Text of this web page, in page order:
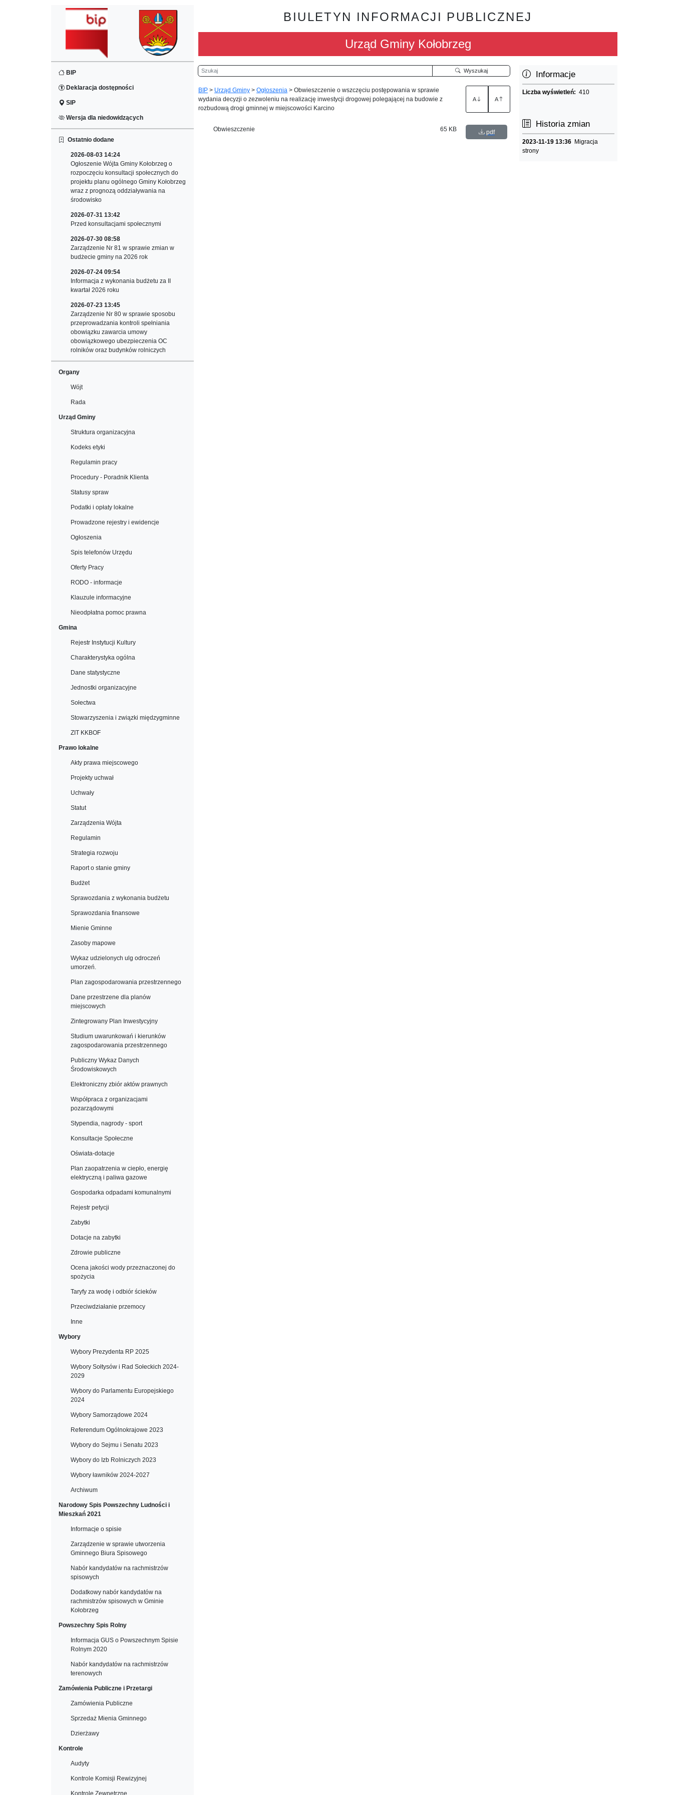
BIP
Deklaracja dostępności
SIP
Wersja dla niedowidzących
Ostatnio dodane
2026-08-03 14:24
Ogłoszenie Wójta Gminy Kołobrzeg o
rozpoczęciu konsultacji społecznych do
projektu planu ogólnego Gminy Kołobrzeg
wraz z prognozą oddziaływania na
środowisko
2026-07-31 13:42
Przed konsultacjami społecznymi
2026-07-30 08:58
Zarządzenie Nr 81 w sprawie zmian w
budżecie gminy na 2026 rok
2026-07-24 09:54
Informacja z wykonania budżetu za II
kwartał 2026 roku
2026-07-23 13:45
Zarządzenie Nr 80 w sprawie sposobu
przeprowadzania kontroli spełniania
obowiązku zawarcia umowy
obowiązkowego ubezpieczenia OC
rolników oraz budynków rolniczych
Organy
Wójt
Rada
Urząd Gminy
Struktura organizacyjna
Kodeks etyki
Regulamin pracy
Procedury - Poradnik Klienta
Statusy spraw
Podatki i opłaty lokalne
Prowadzone rejestry i ewidencje
Ogłoszenia
Spis telefonów Urzędu
Oferty Pracy
RODO - informacje
Klauzule informacyjne
Nieodpłatna pomoc prawna
Gmina
Rejestr Instytucji Kultury
Charakterystyka ogólna
Dane statystyczne
Jednostki organizacyjne
Sołectwa
Stowarzyszenia i związki międzygminne
ZIT KKBOF
Prawo lokalne
Akty prawa miejscowego
Projekty uchwał
Uchwały
Statut
Zarządzenia Wójta
Regulamin
Strategia rozwoju
Raport o stanie gminy
Budżet
Sprawozdania z wykonania budżetu
Sprawozdania finansowe
Mienie Gminne
Zasoby mapowe
Wykaz udzielonych ulg odroczeń
umorzeń.
Plan zagospodarowania przestrzennego
Dane przestrzene dla planów
miejscowych
Zintegrowany Plan Inwestycyjny
Studium uwarunkowań i kierunków
zagospodarowania przestrzennego
Publiczny Wykaz Danych
Środowiskowych
Elektroniczny zbiór aktów prawnych
Współpraca z organizacjami
pozarządowymi
Stypendia, nagrody - sport
Konsultacje Społeczne
Oświata-dotacje
Plan zaopatrzenia w ciepło, energię
elektryczną i paliwa gazowe
Gospodarka odpadami komunalnymi
Rejestr petycji
Zabytki
Dotacje na zabytki
Zdrowie publiczne
Ocena jakości wody przeznaczonej do
spożycia
Taryfy za wodę i odbiór ścieków
Przeciwdziałanie przemocy
Inne
Wybory
Wybory Prezydenta RP 2025
Wybory Sołtysów i Rad Sołeckich 2024-
2029
Wybory do Parlamentu Europejskiego
2024
Wybory Samorządowe 2024
Referendum Ogólnokrajowe 2023
Wybory do Sejmu i Senatu 2023
Wybory do Izb Rolniczych 2023
Wybory ławników 2024-2027
Archiwum
Narodowy Spis Powszechny Ludności i
Mieszkań 2021
Informacje o spisie
Zarządzenie w sprawie utworzenia
Gminnego Biura Spisowego
Nabór kandydatów na rachmistrzów
spisowych
Dodatkowy nabór kandydatów na
rachmistrzów spisowych w Gminie
Kołobrzeg
Powszechny Spis Rolny
Informacja GUS o Powszechnym Spisie
Rolnym 2020
Nabór kandydatów na rachmistrzów
terenowych
Zamówienia Publiczne i Przetargi
Zamówienia Publiczne
Sprzedaż Mienia Gminnego
Dzierżawy
Kontrole
Audyty
Kontrole Komisji Rewizyjnej
Kontrole Zewnętrzne
BIULETYN INFORMACJI PUBLICZNEJ
Urząd Gminy Kołobrzeg
Szukaj Wyszukaj
BIP > Urząd Gminy > Ogłoszenia > Obwieszczenie o wszczęciu postępowania w sprawie
wydania decyzji o zezwoleniu na realizację inwestycji drogowej polegającej na budowie z
rozbudową drogi gminnej w miejscowości Karcino
A A
Obwieszczenie 65 KB pdf
Informacje
Liczba wyświetleń:410
Historia zmian
2023-11-19 13:36 Migracja
strony